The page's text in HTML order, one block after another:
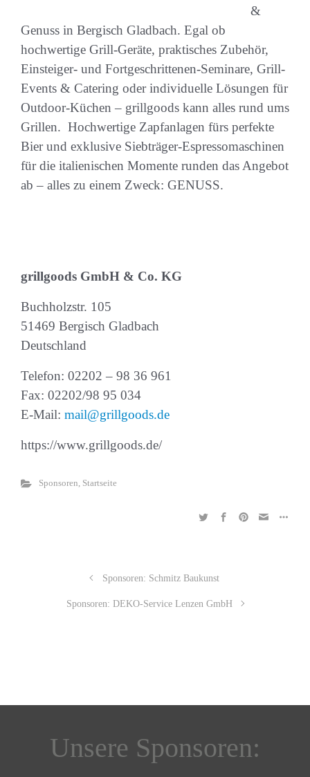
&
Genuss in Bergisch Gladbach. Egal ob
hochwertige Grill-Geräte, praktisches Zubehör,
Einsteiger- und Fortgeschrittenen-Seminare, Grill-
Events & Catering oder individuelle Lösungen für
Outdoor-Küchen – grillgoods kann alles rund ums
Grillen. Hochwertige Zapfanlagen fürs perfekte
Bier und exklusive Siebträger-Espressomaschinen
für die italienischen Momente runden das Angebot
ab – alles zu einem Zweck: GENUSS.
grillgoods GmbH & Co. KG
Buchholzstr. 105
51469 Bergisch Gladbach
Deutschland
Telefon: 02202 – 98 36 961
Fax: 02202/98 95 034
E-Mail: mail@grillgoods.de
https://www.grillgoods.de/
Sponsoren, Startseite
Sponsoren: Schmitz Baukunst
Sponsoren: DEKO-Service Lenzen GmbH
Unsere Sponsoren: